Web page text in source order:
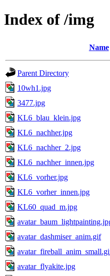
Index of /img
Name
Parent Directory
10wh1.jpg
3477.jpg
KL6_blau_klein.jpg
KL6_nachher.jpg
KL6_nachher_2.jpg
KL6_nachher_innen.jpg
KL6_vorher.jpg
KL6_vorher_innen.jpg
KL60_quad_m.jpg
avatar_dashmiser_anim.gif
avatar_flyakite.jpg